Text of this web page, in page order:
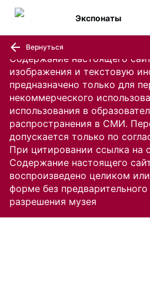
Содержание настоящего
изображения и текстовую
предназначено только для
некоммерческого
использования в
распространения в СМИ.
допускается только по
При цитировании ссылка на
Содержание настоящего
воспроизведено целиком
форме без
разрешения музея
Экспонаты
Вернуться